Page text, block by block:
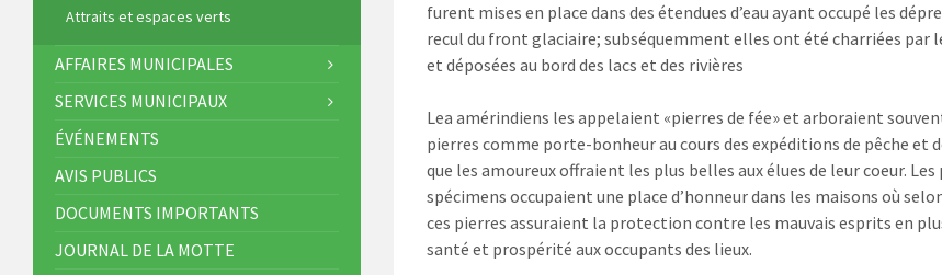
furent mises en place dans des étendues d’eau ayant occupé les
recul du front glaciaire; subséquemment elles ont été charriées par
et déposées au bord des lacs et des rivières
Lea amérindiens les appelaient «pierres de fée» et arboraient
pierres comme porte-bonheur au cours des expéditions de pêche et
que les amoureux offraient les plus belles aux élues de leur coeur. Les
spécimens occupaient une place d’honneur dans les maisons où
ces pierres assuraient la protection contre les mauvais esprits en
santé et prospérité aux occupants des lieux.
Attraits et espaces verts
AFFAIRES MUNICIPALES
SERVICES MUNICIPAUX
ÉVÉNEMENTS
AVIS PUBLICS
DOCUMENTS IMPORTANTS
JOURNAL DE LA MOTTE